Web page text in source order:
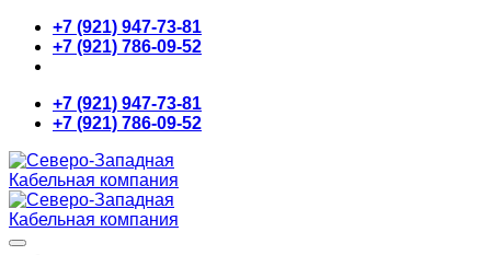
Skip
content
+7 (921) 947-73-81
+7 (921) 786-09-52
+7 (921) 947-73-81
+7 (921) 786-09-52